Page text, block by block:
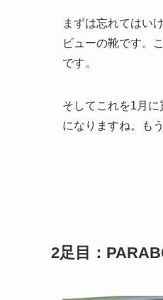
まずは忘れてはい
ビューの靴です。
です。
そしてこれを1月
になりますね。も
2足目：